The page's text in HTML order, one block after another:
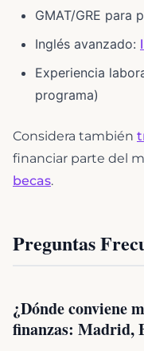
GMAT/GRE para
Inglés avanzado:
Experiencia
programa)
Considera también
financiar parte del
becas.
Preguntas
¿Dónde conviene
finanzas: Madrid,